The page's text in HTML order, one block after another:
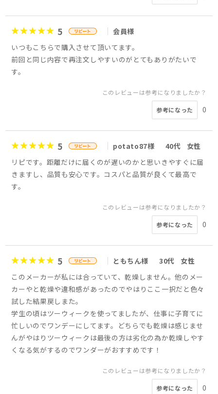
5
会員様
いつもこちらで購入させて頂いてます。
前回と同じ内容で再注文しやすいのがとてもありがたいで
す。
このレビューは参考になりましたか？
参考になった 0
5 potato87様 40代
女性
リピです。距離だけに届くのが遅いのかと思いきやすぐに届
きますし、品質も安心です。コスパと品質が良くて最高で
す。
このレビューは参考になりましたか？
参考になった 0
5 ともちん様 30代
女性
このメーカーが私には合っていて、乾燥しません。他のメー
カーやと乾燥や違和感があったのでやはりここ一択だと色々
試した結果戻しまた。
学生の頃はツーウィークを使ってましたが、仕事に子育てに
忙しいのでワンデーにしてます。どちらでも乾燥は感じませ
んがやはりツーウィークは最後の方は劣化の為か乾燥しやす
くなる気がするのでワンダーがおすすめです！
このレビューは参考になりましたか？
参考になった 0